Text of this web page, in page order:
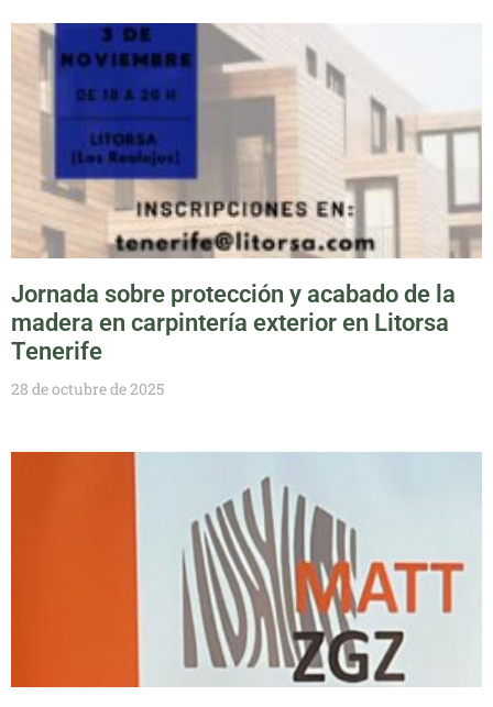
Jornada sobre protección y acabado de la
madera en carpintería exterior en Litorsa
Tenerife
28 de octubre de 2025